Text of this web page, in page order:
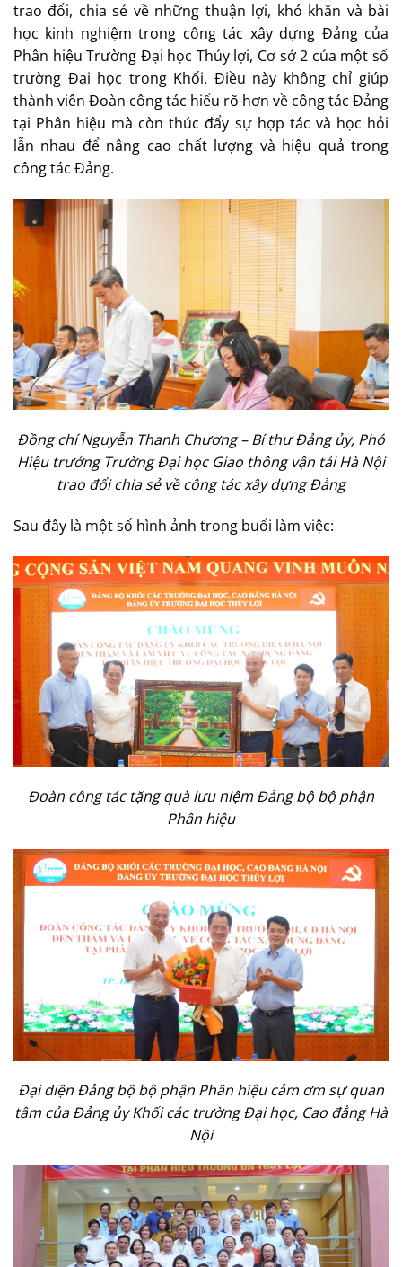
trao đổi, chia sẻ về những thuận lợi, khó khăn và bài
học kinh nghiệm trong công tác xây dựng Đảng của
Phân hiệu Trường Đại học Thủy lợi, Cơ sở 2 của một số
trường Đại học trong Khối. Điều này không chỉ giúp
thành viên Đoàn công tác hiểu rõ hơn về công tác Đảng
tại Phân hiệu mà còn thúc đẩy sự hợp tác và học hỏi
lẫn nhau để nâng cao chất lượng và hiệu quả trong
công tác Đảng.
Đồng chí Nguyễn Thanh Chương – Bí thư Đảng ủy, Phó
Hiệu trưởng Trường Đại học Giao thông vận tải Hà Nội
trao đổi chia sẻ về công tác xây dựng Đảng
Sau đây là một số hình ảnh trong buổi làm việc:
Đoàn công tác tặng quà lưu niệm Đảng bộ bộ phận
Phân hiệu
Đại diện Đảng bộ bộ phận Phân hiệu cảm ơm sự quan
tâm của Đảng ủy Khối các trường Đại học, Cao đẳng Hà
Nội